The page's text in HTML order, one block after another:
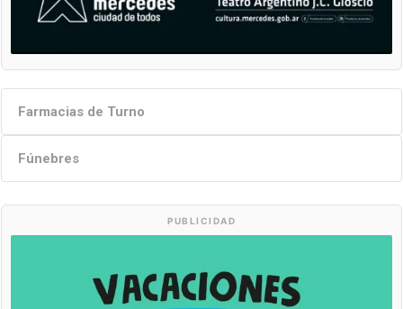
Farmacias de Turno
Fúnebres
PUBLICIDAD